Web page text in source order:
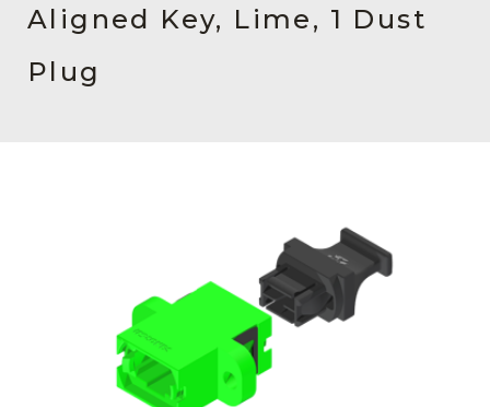
资源
关于我们
Aligned Key, Lime, 1 Dust
Plug